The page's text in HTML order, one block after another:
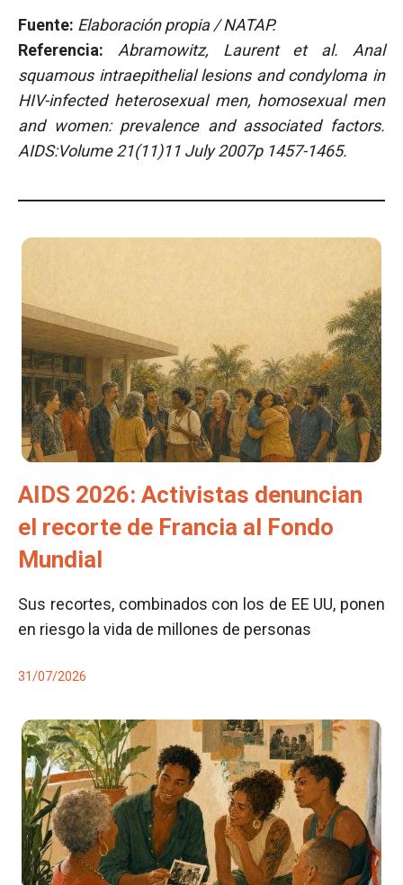
Fuente: Elaboración propia / NATAP.
Referencia:
Abramowitz, Laurent et al. Anal
squamous intraepithelial lesions and condyloma in
HIV-infected heterosexual men, homosexual men
and women: prevalence and associated factors.
AIDS:Volume 21(11)11 July 2007p 1457-1465.
AIDS 2026: Activistas denuncian
el recorte de Francia al Fondo
Mundial
Sus recortes, combinados con los de EE UU, ponen
en riesgo la vida de millones de personas
31/07/2026